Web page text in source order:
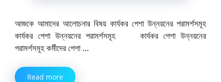
আজকে আমাদের আলোচনার বিষয় কার্যকর পেশা উন্নয়নের পরামর্শসমূহ
কার্যকর পেশা উন্নয়নের পরামর্শসমূহ কার্যকর পেশা উন্নয়নের
পরামর্শসমূহ কর্মীদের পেশা …
Read more